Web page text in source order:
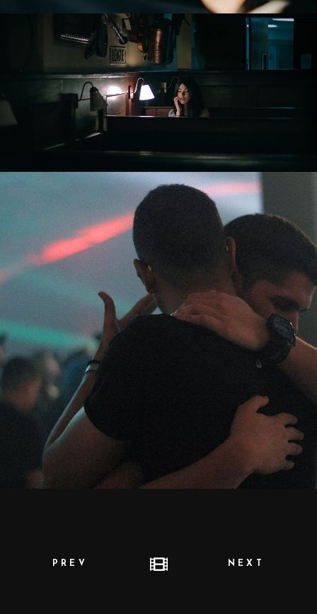
PREV NEXT